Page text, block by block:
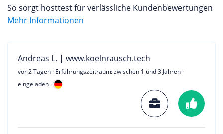
So sorgt hosttest für verlässliche Kundenbewertungen
Mehr Informationen
Andreas L. | www.koelnrausch.tech
vor 2 Tagen · Erfahrungszeitraum: zwischen 1 und 3 Jahren ·
eingeladen ·